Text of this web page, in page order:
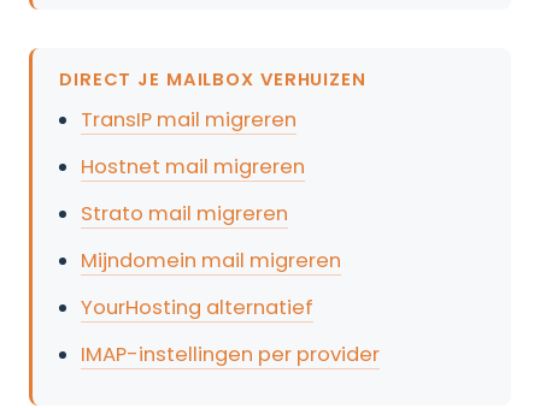
DIRECT JE MAILBOX VERHUIZEN
TransIP mail migreren
Hostnet mail migreren
Strato mail migreren
Mijndomein mail migreren
YourHosting alternatief
IMAP-instellingen per provider